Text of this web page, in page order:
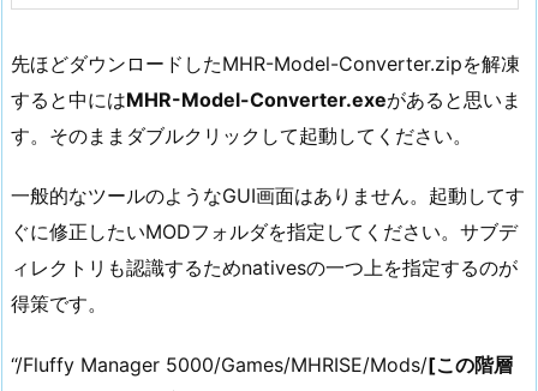
先ほどダウンロードしたMHR-Model-Converter.zipを解凍
すると中にはMHR-Model-Converter.exeがあると思いま
す。そのままダブルクリックして起動してください。
一般的なツールのようなGUI画面はありません。起動してす
ぐに修正したいMODフォルダを指定してください。サブデ
ィレクトリも認識するためnativesの一つ上を指定するのが
得策です。
“/Fluffy Manager 5000/Games/MHRISE/Mods/[この階層